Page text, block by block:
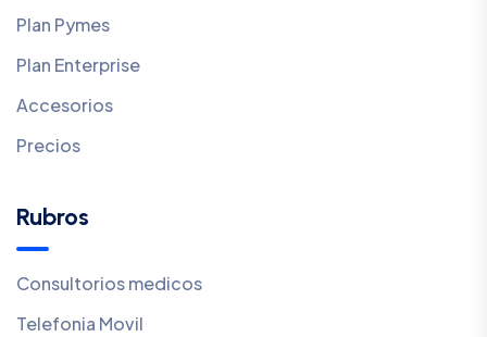
Plan Pymes
Plan Enterprise
Accesorios
Precios
Rubros
Consultorios medicos
Telefonia Movil